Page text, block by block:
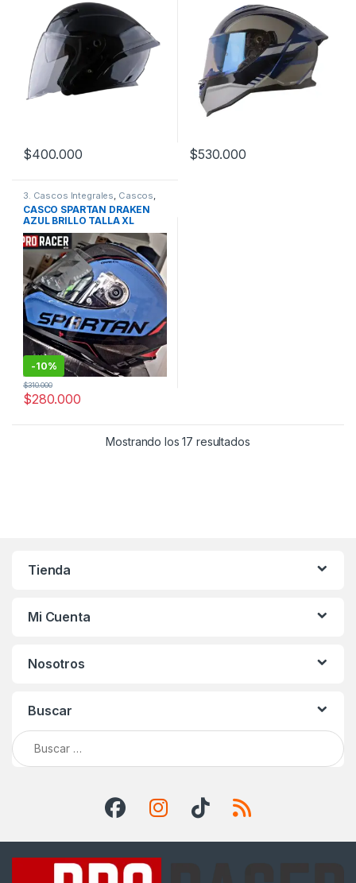
$400.000
Este producto tiene múltiples variantes. Las opciones se
$530.000
Este producto tiene múltiples
3. Cascos Integrales Cascos
Spartan
CASCO SPARTAN DRAKEN
AZUL BRILLO TALLA XL
-10%
$280.000
$310.000
Mostrando los 17 resultados
Tienda
Mi Cuenta
Nosotros
Buscar
Buscar: